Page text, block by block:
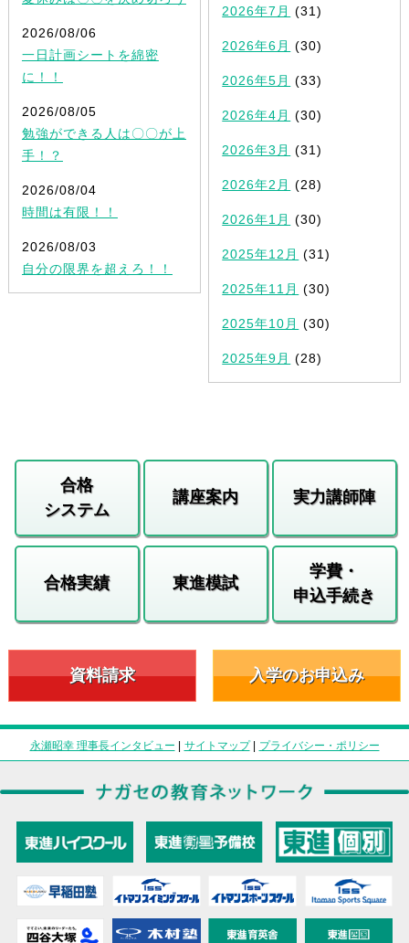
2026/08/06
一日計画シートを綿密
に！！
2026/08/05
勉強ができる人は〇〇が上
手！？
2026/08/04
時間は有限！！
2026/08/03
自分の限界を超えろ！！
2026年7月 (31)
2026年6月 (30)
2026年5月 (33)
2026年4月 (30)
2026年3月 (31)
2026年2月 (28)
2026年1月 (30)
2025年12月 (31)
2025年11月 (30)
2025年10月 (30)
2025年9月 (28)
合格
システム
講座案内 実力講師陣
合格実績 東進模試
学費・
申込手続き
資料請求 入学のお申込み
永瀬昭幸 理事長インタビュー | サイトマップ| プライバシー・ポリシー